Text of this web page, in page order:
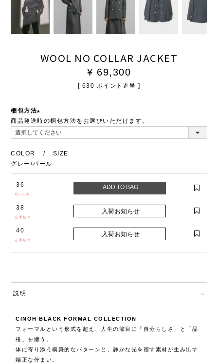
WOOL NO COLLAR JACKET
¥ 69,300
[ 630 ポイント進呈 ]
梱包方法
(必
須)
商品発送時の梱包方法をお選びいただけます。
COLOR
SIZE
グレー/パール
36
残り1点
38
在庫切れ
40
在庫切れ
説明
CINOH BLACK FORMAL COLLECTION
フォーマルという形式を超え、人生の節目に「自分らしさ」と「品
格」を纏う。
体に寄り添う構築的なパターンと、静かな光を宿す素材が生み出す
端正な佇まい。